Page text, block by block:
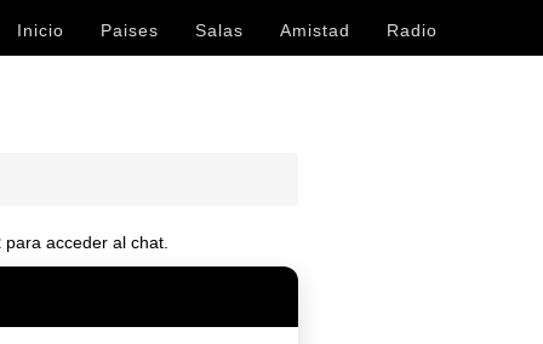
Inicio Paises Salas Amistad Radio
para acceder al chat.